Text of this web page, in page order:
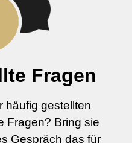
Fragen
häufig gestellten
Fragen? Bring sie
Gespräch das für